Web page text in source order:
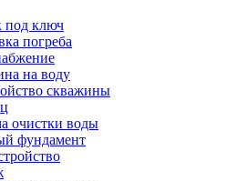
под ключ
погреба
на воду
скважины
очистки воды
фундамент